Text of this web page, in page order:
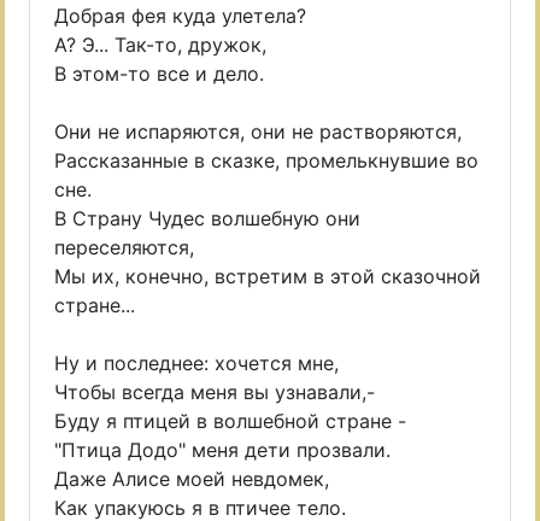
Добрая фея куда улетела?
А? Э... Так-то, дружок,
В этом-то все и дело.
Они не испаряются, они не растворяются,
Рассказанные в сказке, промелькнувшие во
сне.
В Страну Чудес волшебную они
переселяются,
Мы их, конечно, встретим в этой сказочной
стране...
Ну и последнее: хочется мне,
Чтобы всегда меня вы узнавали,-
Буду я птицей в волшебной стране -
"Птица Додо" меня дети прозвали.
Даже Алисе моей невдомек,
Как упакуюсь я в птичее тело.